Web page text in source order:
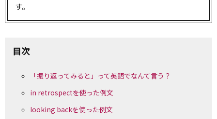
す。
目次
「振り返ってみると」って英語でなんて言う？
in retrospectを使った例文
looking backを使った例文